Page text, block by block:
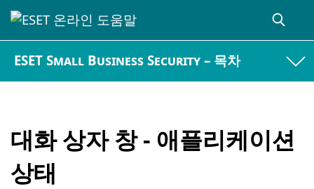
ESET Small Business Security – 목차
대화 상자 창 - 애플리케이션
상태